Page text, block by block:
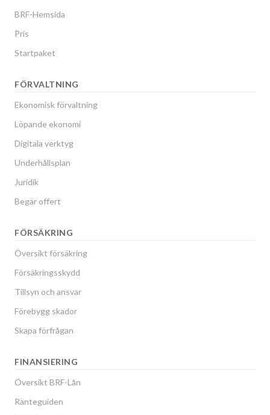
BRF-Hemsida
Pris
Startpaket
FÖRVALTNING
Ekonomisk förvaltning
Löpande ekonomi
Digitala verktyg
Underhållsplan
Juridik
Begär offert
FÖRSÄKRING
Översikt försäkring
Försäkringsskydd
Tillsyn och ansvar
Förebygg skador
Skapa förfrågan
FINANSIERING
Översikt BRF-Lån
Ränteguiden